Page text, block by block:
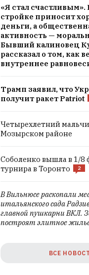
«Я стал счастливым».
стройке приносит
деньги, а
активность —
Бывший калиновец
рассказал о том, как
внутреннее
Трамп заявил, что
получит ракет Patriot
Четырехлетний
Мозырском районе
Соболенко вышла в 1/8
турнира в Торонто
2
В Вильнюсе раскопали
итальянского сада
главной пушкарни ВКЛ.
построят элитное
ВСЕ